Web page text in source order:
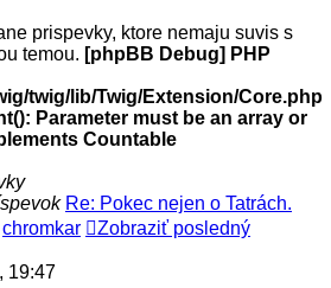
prispevky, ktore nemaju suvis s
temou. [phpBB Debug] PHP
twig/lib/Twig/Extension/Core.php
Parameter must be an array or
Countable
Re: Pokec nejen o Tatrách.
chromkar
Zobraziť posledný
19:47